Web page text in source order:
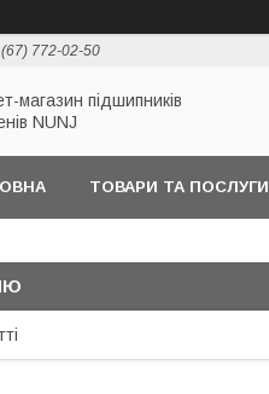
772-02-50
магазин підшипників
NUNJ
ТОВАРИ ТА ПОСЛУГИ